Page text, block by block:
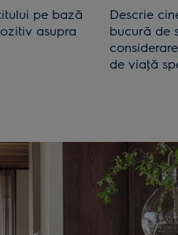
pe bază
asupra
Descrie
bucură de
de viaţă